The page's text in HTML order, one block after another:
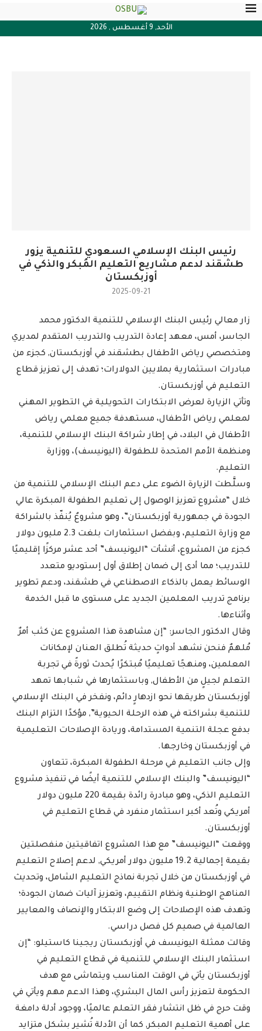
الأحد, 9 أغسطس , 2026
رئيس البنك الإسلامي السعودي للتنمية يزور
طشقند لدعم مشاريع التعليم المُبكر والذكي في
أوزبكستان
2025-09-21
زار معالي رئيس البنك الإسلامي للتنمية الدكتور محمد
الجاسر، أمس، معهد إعادة التدريب والتدريب المتقدم لمديري
ومتخصصي رياض الأطفال بطشقند في أوزبكستان, كجزء من
مبادرات استثمارية بملايين الدولارات؛ تهدف إلى تعزيز قطاع
التعليم في أوزبكستان.
وتأتي الزيارة لعرض الابتكارات التحويلية في التطوير المهني
لمعلمي رياض الأطفال، مستهدفة جميع معلمي رياض
الأطفال في البلاد، في إطار شراكة البنك الإسلامي للتنمية،
ومنظمة الأمم المتحدة للطفولة (اليونيسف)، ووزارة
التعليم.
وسلَّطت الزيارة الضوء على دعم البنك الإسلامي للتنمية من
خلال “مشروع تعزيز الوصول إلى تعليم الطفولة المبكرة عالي
الجودة في جمهورية أوزبكستان”، وهو مشروعٌ يُنفّذ بالشراكة
مع وزارة التعليم، وبفضل استثمارات بلغت 2.3 مليون دولار
كجزء من المشروع، أنشأت “اليونيسف” أحد عشر مركزًا إقليميًا
للتدريب؛ مما أدى إلى ضمان إطلاق أول إستوديو متعدد
الوسائط يعمل بالذكاء الاصطناعي في طشقند، ودعم تطوير
برنامج تدريب المعلمين الجديد على مستوى ما قبل الخدمة
وأثناءها.
وقال الدكتور الجاسر: “إن مشاهدة هذا المشروع عن كثب أمرٌ
مُلهمٌ فنحن نشهد أدواتٍ حديثة تُطلق العنان لإمكانات
المعلمين، ومنهجًا تعليميًا مُبتكرًا يُحدث ثورةً في تجربة
التعلم لجيلٍ من الأطفال, وباستثمارها في شبابها تمهد
أوزبكستان طريقها نحو ازدهارٍ دائم، ونفخر في البنك الإسلامي
للتنمية بشراكته في هذه الرحلة الحيوية”, مؤكدًا التزام البنك
بدفع عجلة التنمية المستدامة، وريادة الإصلاحات التعليمية
في أوزبكستان وخارجها.
وإلى جانب التعليم في مرحلة الطفولة المبكرة، تتعاون
“اليونيسف” والبنك الإسلامي للتنمية أيضًا في تنفيذ مشروع
التعليم الذكي، وهو مبادرة رائدة بقيمة 220 مليون دولار
أمريكي وتُعد أكبر استثمار منفرد في قطاع التعليم في
أوزبكستان.
ووقعت “اليونيسف” مع هذا المشروع اتفاقيتين منفصلتين
بقيمة إجمالية 19.2 مليون دولار أمريكي, لدعم إصلاح التعليم
في أوزبكستان من خلال تجربة نماذج التعليم الشامل، وتحديث
المناهج الوطنية ونظام التقييم، وتعزيز آليات ضمان الجودة؛
وتهدف هذه الإصلاحات إلى وضع الابتكار والإنصاف والمعايير
العالمية في صميم كل فصل دراسي.
وقالت ممثلة اليونيسف في أوزبكستان ريجينا كاستيلو: “إن
استثمار البنك الإسلامي للتنمية في قطاع التعليم في
أوزبكستان يأتي في الوقت المناسب ويتماشى مع هدف
الحكومة لتعزيز رأس المال البشري، وهذا الدعم مهم ويأتي في
وقت حرج في ظل انتشار فقر التعلم عالميًا، ووجود أدلة دامغة
على أهمية التعليم المبكر, كما أن الأدلة تُشير بشكل متزايد